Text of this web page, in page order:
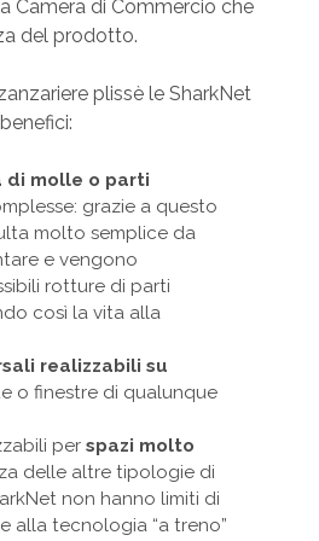
Camera di Commercio che
del prodotto.
plissè le SharkNet
di molle o parti
grazie a questo
molto semplice da
e vengono
rotture di parti
così la vita alla
realizzabili su
o finestre di qualunque
per spazi molto
delle altre tipologie di
non hanno limiti di
alla tecnologia “a treno”